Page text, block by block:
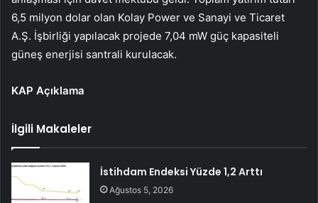
6,5 milyon dolar olan Kolay Power ve Sanayi ve Ticaret
A.Ş. İşbirliği yapılacak projede 7,04 mW güç kapasiteli
güneş enerjisi santrali kurulacak.
KAP Açıklama
İlgili Makaleler
İstihdam Endeksi Yüzde 1,2 Arttı
Ağustos 5, 2026